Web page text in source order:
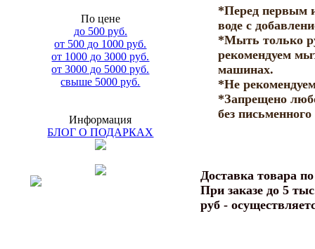
По цене
до 500 руб.
от 500 до 1000 руб.
от 1000 до 3000 руб.
от 3000 до 5000 руб.
свыше 5000 руб.
Информация
БЛОГ О ПОДАРКАХ
*Перед первым
воде с
*Мыть только
рекомендуем
машинах.
*Не
*Запрещено
без
Доставка товара
При заказе до 5
руб -